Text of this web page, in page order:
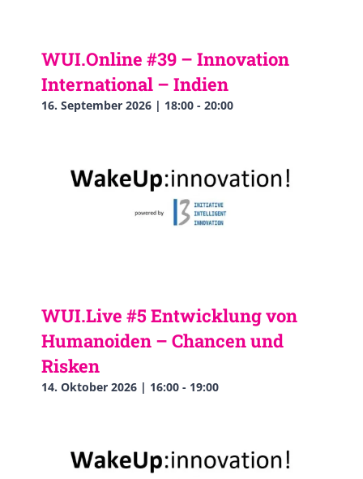
WUI.Online #39 – Innovation
International – Indien
16. September 2026 | 18:00 - 20:00
WUI.Live #5 Entwicklung von
Humanoiden – Chancen und
Risken
14. Oktober 2026 | 16:00 - 19:00